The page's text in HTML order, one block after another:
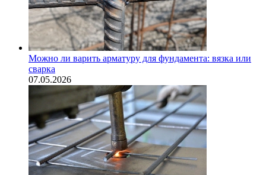
Можно ли варить арматуру для фундамента: вязка или
сварка
07.05.2026